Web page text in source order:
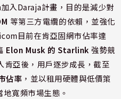
入Daraja計畫，目的是減少對
等第三方電纜的依賴，並強化
目前在肯亞固網市佔率達
Elon Musk 的 Starlink 強勢競
亞後，用戶逐步成長，截至
佔率 ，並以租用硬體與低價策
寬頻市場生態。